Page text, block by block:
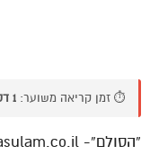
⏱️ זמן קריאה משוער: 1 דקה